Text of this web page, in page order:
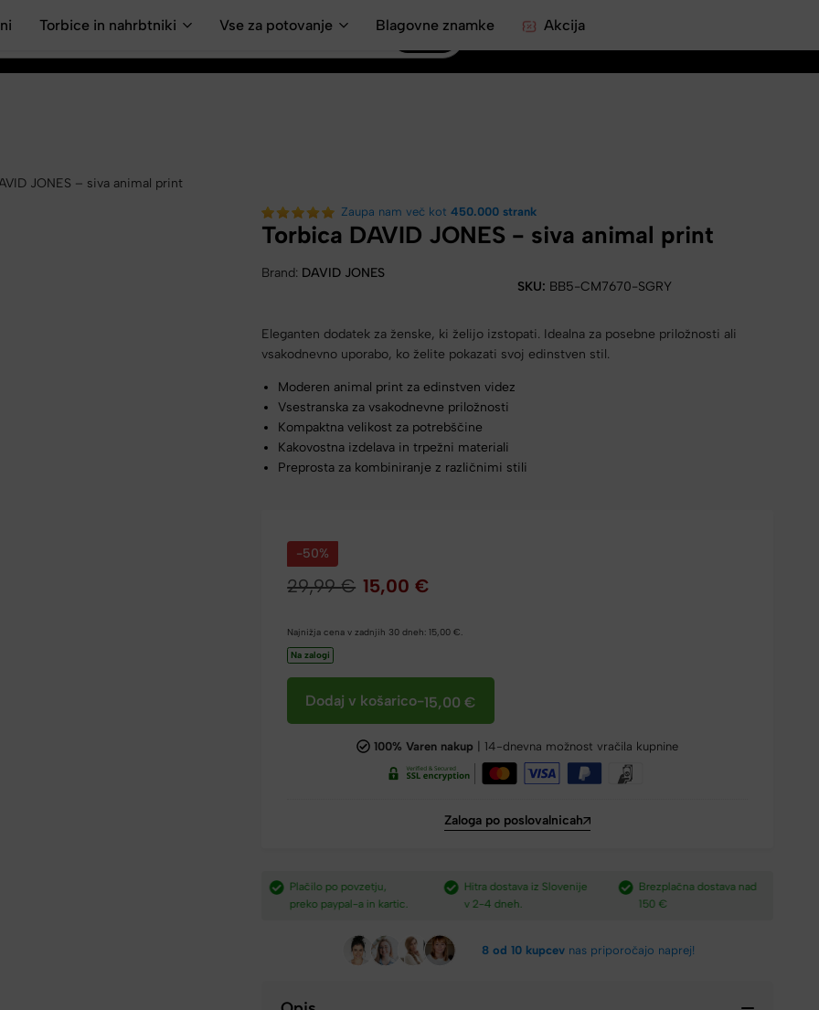
Torbice in nahrbtniki Vse za potovanje Blagovne znamke Akcija
JONES – siva animal print
Zaupa nam več kot450.000 strank
Torbica DAVID JONES - siva animal print
Brand: DAVID JONES
SKU: BB5-CM7670-SGRY
Eleganten dodatek za ženske, ki želijo izstopati. Idealna za posebne priložnosti ali
vsakodnevno uporabo, ko želite pokazati svoj edinstven stil.
Moderen animal print za edinstven videz
Vsestranska za vsakodnevne priložnosti
Kompaktna velikost za potrebščine
Kakovostna izdelava in trpežni materiali
Preprosta za kombiniranje z različnimi stili
-50%
29,99€ 15,00€
Najnižja cena v zadnjih 30 dneh:15,00€.
Na zalogi
Dodaj v košarico-15,00€
100% Varen nakup | 14-dnevna možnost vračila kupnine
Zaloga po poslovalnicah
Hitra dostava iz Slovenije
v 2-4 dneh.​
Brezplačna dostava nad
150 €​
Plačilo po povzetju,
preko paypal-a in kartic.​
8 od 10 kupcevnas priporočajo naprej!